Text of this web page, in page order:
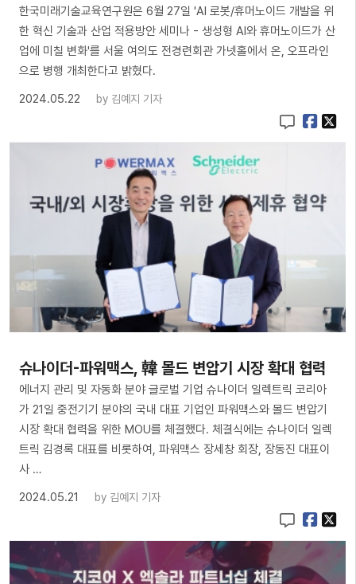
한국미래기술교육연구원은 6월 27일 'AI 로봇/휴머노이드 개발을 위
한 혁신 기술과 산업 적용방안 세미나 - 생성형 AI와 휴머노이드가 산
업에 미칠 변화'를 서울 여의도 전경련회관 가넷홀에서 온, 오프라인
으로 병행 개최한다고 밝혔다.
2024.05.22
by 김예지 기자
슈나이더-파워맥스, 韓 몰드 변압기 시장 확대 협력
에너지 관리 및 자동화 분야 글로벌 기업 슈나이더 일렉트릭 코리아
가 21일 중전기기 분야의 국내 대표 기업인 파워맥스와 몰드 변압기
시장 확대 협력을 위한 MOU를 체결했다. 체결식에는 슈나이더 일렉
트릭 김경록 대표를 비롯하여, 파워맥스 장세창 회장, 장동진 대표이
사 …
2024.05.21
by 김예지 기자